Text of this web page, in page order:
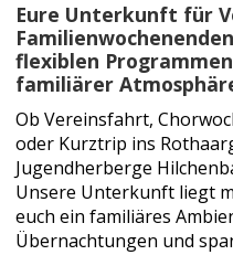
Eure Unterkunft für
flexiblen
familiärer
Ob Vereinsfahrt,
oder Kurztrip ins
Jugendherberge
Unsere Unterkunft liegt
euch ein familiäres
Übernachtungen und